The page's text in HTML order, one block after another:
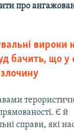
про
вироки
бачить, що у
Є й
справи, які